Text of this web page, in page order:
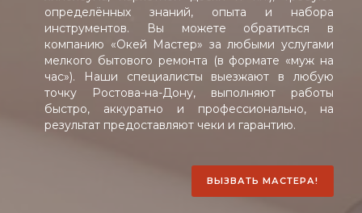
определённых знаний, опыта и набора
инструментов. Вы можете обратиться в
компанию «Окей Мастер» за любыми услугами
мелкого бытового ремонта (в формате «муж на
час»). Наши специалисты выезжают в любую
точку Ростова-на-Дону, выполняют работы
быстро, аккуратно и профессионально, на
результат предоставляют чеки и гарантию.
ВЫЗВАТЬ МАСТЕРА!